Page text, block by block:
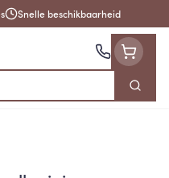
Snelle beschikbaarheid
Zoek